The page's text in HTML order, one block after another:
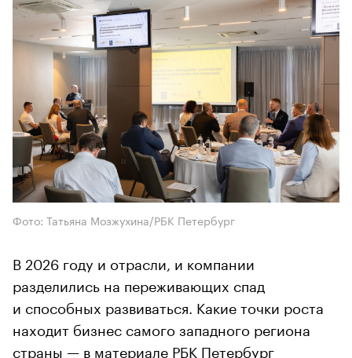
Фото: Татьяна Мозжухина/РБК Петербург
В 2026 году и отрасли, и компании
разделились на переживающих спад
и способных развиваться. Какие точки роста
находит бизнес самого западного региона
страны — в материале РБК Петербург